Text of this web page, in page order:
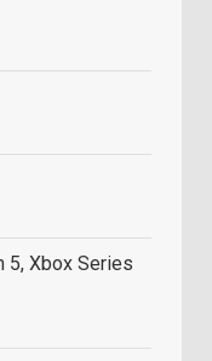
5, Xbox Series